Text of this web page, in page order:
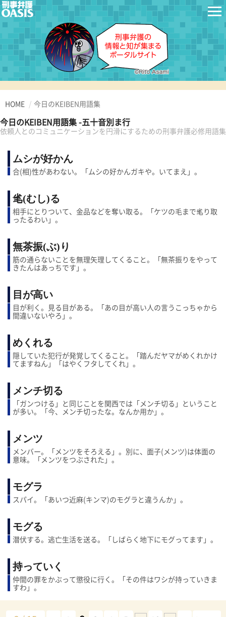
HOME 今日のKEIBEN用語集
今日のKEIBEN用語集 -五十音別ま行
依頼人とのコミュニケーションを円滑にするための刑事弁護必修用語集
ムシが好かん
合(相)性があわない。「ムシの好かんガキや。いてまえ」。
毟(むし)る
相手にとりついて、金品などを奪い取る。「ケツの毛まで毟り取
ったるわい」。
無茶振(ぶ)り
筋の通らないことを無理矢理してくること。「無茶振りをやって
きたんはあっちです」。
目が高い
目が利く。見る目がある。「あの目が高い人の言うこっちゃから
間違いないやろ」。
めくれる
隠していた犯行が発覚してくること。「踏んだヤマがめくれかけ
てますねん」「はやくフタしてくれ」。
メンチ切る
「ガンつける」と同じことを関西では「メンチ切る」ということ
が多い。「今、メンチ切ったな。なんか用か」。
メンツ
メンバー。「メンツをそろえる」。別に、面子(メンツ)は体面の
意味。「メンツをつぶされた」。
モグラ
スパイ。「あいつ近麻(キンマ)のモグラと違うんか」。
モグる
潜伏する。逃亡生活を送る。「しばらく地下にモグってます」。
持っていく
仲間の罪をかぶって懲役に行く。「その件はワシが持っていきま
すわ」。